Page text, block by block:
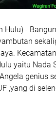
Hulu) -
yaitu Nada
genius
,yang di